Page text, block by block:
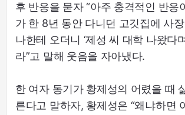
후 반응을 묻자 “아주 충격적인 반응
가 한 8년 동안 다니던 고깃집에 사
나한테 오더니 ‘제성 씨 대학 나왔다
라”고 말해 웃음을 자아냈다.
한 여자 동기가 황제성의 어렸을 때
른다고 말하자, 황제성은 “왜냐하면